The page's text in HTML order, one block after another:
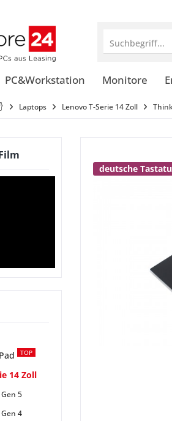
Suchbegriff...
PC&Workstation Monitore
Laptops Lenovo T-Serie 14 Zoll
TOP
14 Zoll
5
4
deutsche